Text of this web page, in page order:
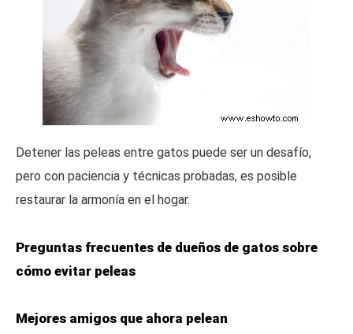
Detener las peleas entre gatos puede ser un desafío,
pero con paciencia y técnicas probadas, es posible
restaurar la armonía en el hogar.
Preguntas frecuentes de dueños de gatos sobre
cómo evitar peleas
Mejores amigos que ahora pelean